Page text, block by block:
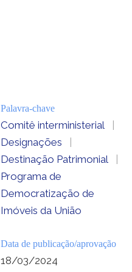
Palavra-chave
Comitê interministerial
|
Designações
|
Destinação Patrimonial
|
Programa de
Democratização de
Imóveis da União
Data de publicação/aprovação
18/03/2024